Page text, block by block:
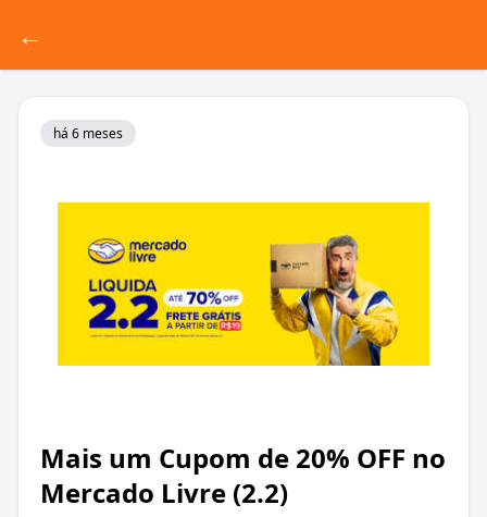
←
há 6 meses
Mais um Cupom de 20% OFF no
Mercado Livre (2.2)